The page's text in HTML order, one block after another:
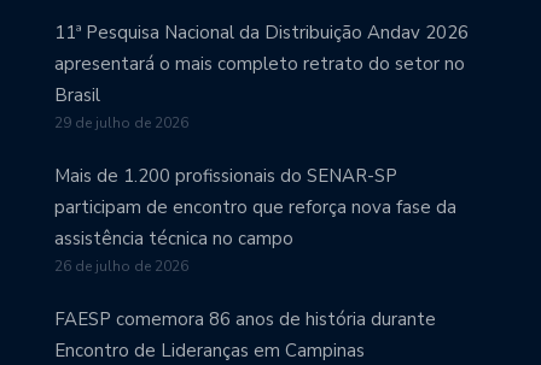
11ª Pesquisa Nacional da Distribuição Andav 2026
apresentará o mais completo retrato do setor no
Brasil
29 de julho de 2026
Mais de 1.200 profissionais do SENAR-SP
participam de encontro que reforça nova fase da
assistência técnica no campo
26 de julho de 2026
FAESP comemora 86 anos de história durante
Encontro de Lideranças em Campinas